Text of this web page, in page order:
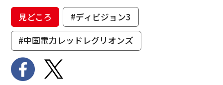
見どころ
#ディビジョン3
#中国電力レッドレグリオンズ